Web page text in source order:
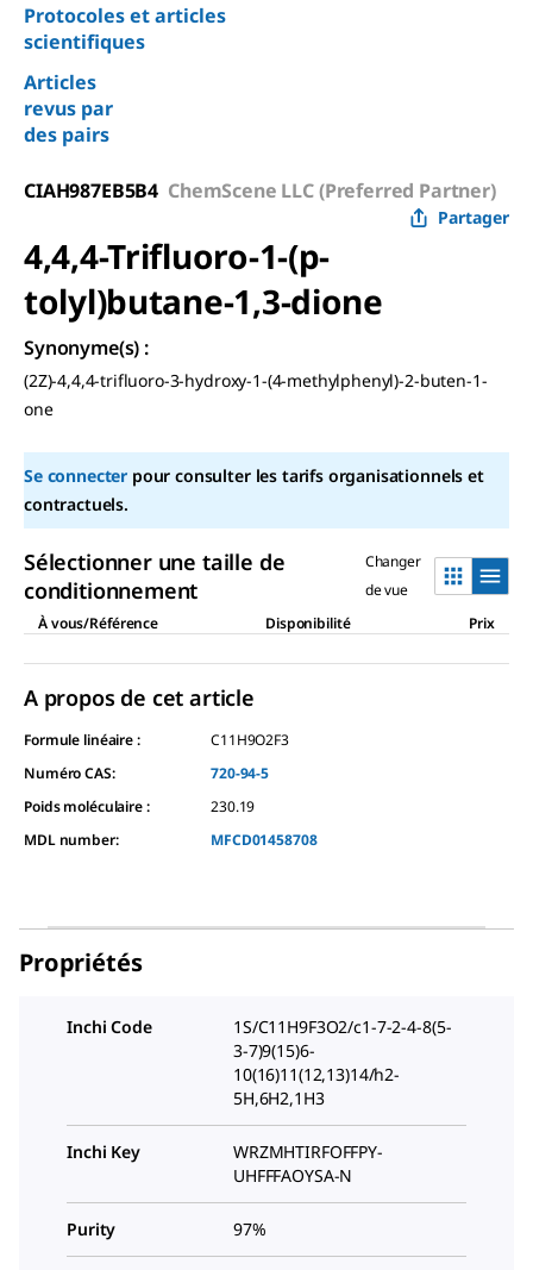
Protocoles et articles
scientifiques
Articles
revus par
des pairs
CIAH987EB5B4 ChemScene LLC (Preferred Partner)
Partager
4,4,4-Trifluoro-1-(p-
tolyl)butane-1,3-dione
Synonyme(s) :
(2Z)-4,4,4-trifluoro-3-hydroxy-1-(4-methylphenyl)-2-buten-1-
one
Se connecter pour consulter les tarifs organisationnels et
contractuels.
Sélectionner une taille de
conditionnement
Changer
de vue
À vous/Référence
Disponibilité Prix
A propos de cet article
Formule linéaire :
C11H9O2F3
Numéro CAS:
720-94-5
Poids moléculaire :
230.19
MDL number:
MFCD01458708
Propriétés
Inchi Code
1S/C11H9F3O2/c1-7-2-4-8(5-
3-7)9(15)6-
10(16)11(12,13)14/h2-
5H,6H2,1H3
Inchi Key
WRZMHTIRFOFFPY-
UHFFFAOYSA-N
Purity 97%